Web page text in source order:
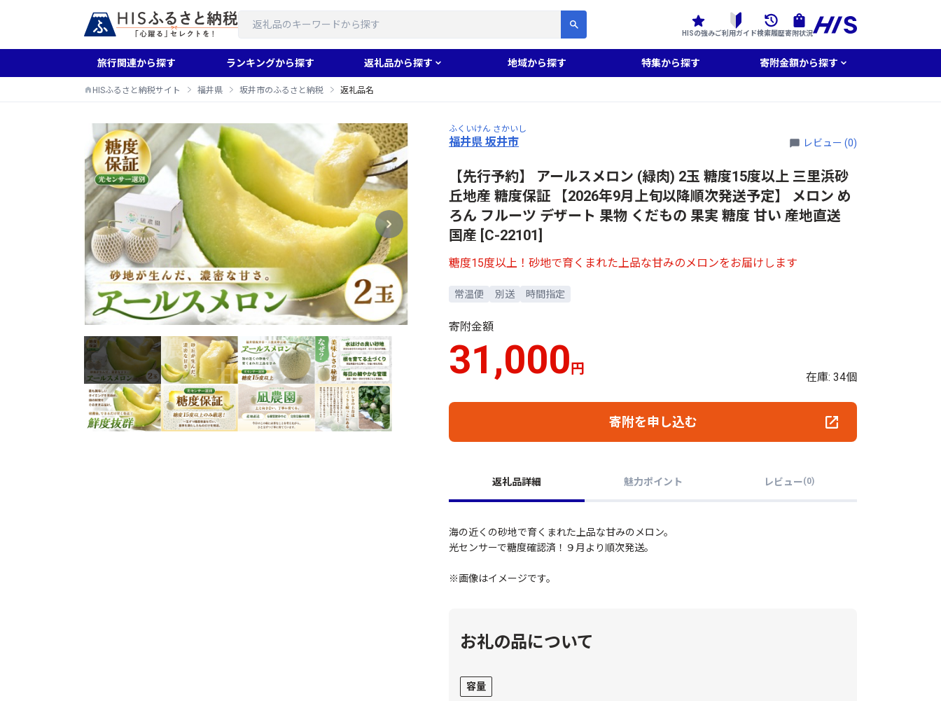
HISの強みご利用ガイド検索履歴寄附状況
旅行関連から探す ランキングから探す 返礼品から探す 地域から探す 特集から探す 寄附金額から探す
HISふるさと納税サイト 福井県 坂井市のふるさと納税 返礼品名
ふくいけん さかいし
福井県 坂井市 レビュー (0)
【先行予約】 アールスメロン (緑肉) 2玉 糖度15度以上 三里浜砂
丘地産 糖度保証 【2026年9月上旬以降順次発送予定】 メロン め
ろん フルーツ デザート 果物 くだもの 果実 糖度 甘い 産地直送
国産 [C-22101]
糖度15度以上！砂地で育くまれた上品な甘みのメロンをお届けします
常温便 別送 時間指定
寄附金額
31,000円
在庫: 34個
寄附を申し込む
返礼品詳細 魅力ポイント レビュー(0)
海の近くの砂地で育くまれた上品な甘みのメロン。
光センサーで糖度確認済！９月より順次発送。
※画像はイメージです。
お礼の品について
容量